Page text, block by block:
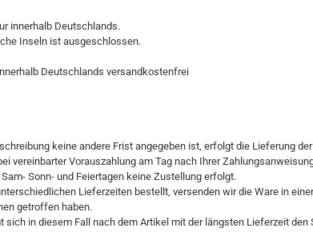
innerhalb Deutschlands.
Inseln ist ausgeschlossen.
Deutschlands versandkostenfrei
keine andere Frist angegeben ist, erfolgt die Lieferung
vereinbarter Vorauszahlung am Tag nach Ihrer
Sonn- und Feiertagen keine Zustellung erfolgt.
Lieferzeiten bestellt, versenden wir die Ware in
getroffen haben.
sich in diesem Fall nach dem Artikel mit der längsten Lieferzeit den